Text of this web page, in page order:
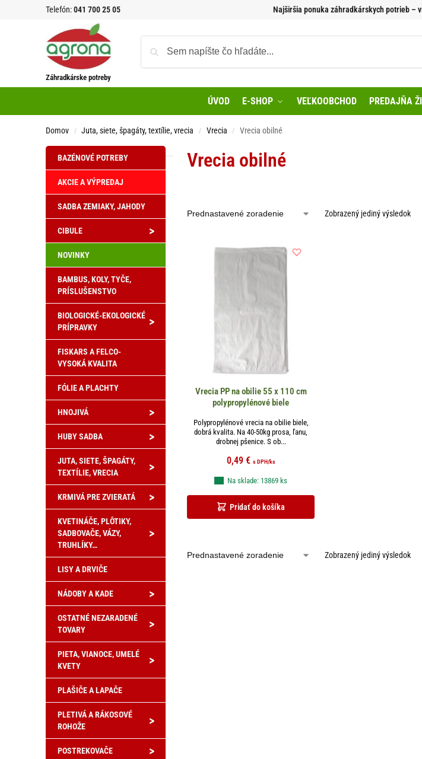
Telefón:041 700 25 05 Najširšia ponuka záhradkárskych potrieb –
Záhradkárske potreby
ÚVOD E-SHOP VEĽKOOBCHOD PREDAJŇA
Domov / Juta, siete, špagáty, textílie, vrecia / Vrecia / Vrecia obilné
Vrecia obilné
Zobrazený jediný výsledok
Vrecia PP na obilie 55 x 110 cm
polypropylénové biele
Polypropylénové vrecia na obilie biele,
dobrá kvalita. Na 40-50kg prosa, ľanu,
drobnej pšenice. S ob...
0,49 € s DPH/ks
Pridať do košíka
Na sklade: 13869 ks
Zobrazený jediný výsledok
BAZÉNOVÉ POTREBY
AKCIE A VÝPREDAJ
SADBA ZEMIAKY, JAHODY
>
CIBULE
NOVINKY
BAMBUS, KOLY, TYČE,
PRÍSLUŠENSTVO
>
BIOLOGICKÉ-EKOLOGICKÉ
PRÍPRAVKY
FISKARS A FELCO-
VYSOKÁ KVALITA
FÓLIE A PLACHTY
>
HNOJIVÁ
>
HUBY SADBA
>
JUTA, SIETE, ŠPAGÁTY,
TEXTÍLIE, VRECIA
>
KRMIVÁ PRE ZVIERATÁ
>
KVETINÁČE, PLÔTIKY,
SADBOVAČE, VÁZY,
TRUHLÍKY…
LISY A DRVIČE
>
NÁDOBY A KADE
>
OSTATNÉ NEZARADENÉ
TOVARY
>
PIETA, VIANOCE, UMELÉ
KVETY
PLAŠIČE A LAPAČE
>
PLETIVÁ A RÁKOSOVÉ
ROHOŽE
>
POSTREKOVAČE